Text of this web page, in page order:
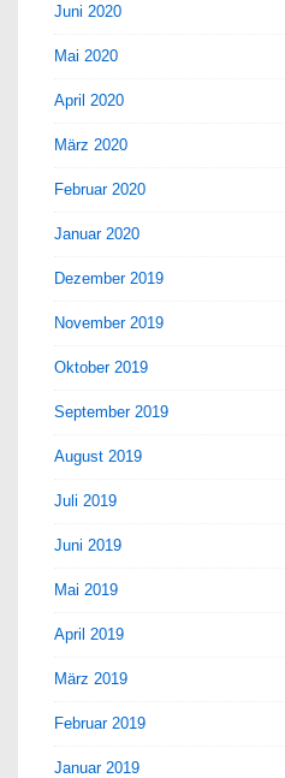
Juni 2020
Mai 2020
April 2020
März 2020
Februar 2020
Januar 2020
Dezember 2019
November 2019
Oktober 2019
September 2019
August 2019
Juli 2019
Juni 2019
Mai 2019
April 2019
März 2019
Februar 2019
Januar 2019